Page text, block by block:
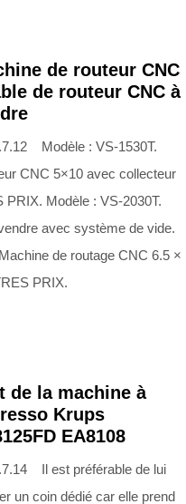
de routeur CNC
de routeur CNC à
Modèle : VS-1530T.
CNC 5×10 avec collecteur
PRIX. Modèle : VS-2030T.
avec système de vide.
de routage CNC 6.5 ×
PRIX.
de la machine à
Krups
EA8108
Il est préférable de lui
un coin dédié car elle prend